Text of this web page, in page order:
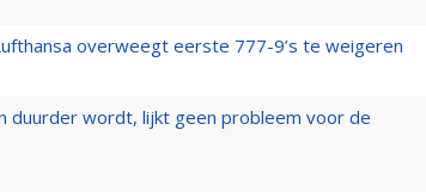
overweegt eerste 777-9’s te weigeren
duurder wordt, lijkt geen probleem voor de